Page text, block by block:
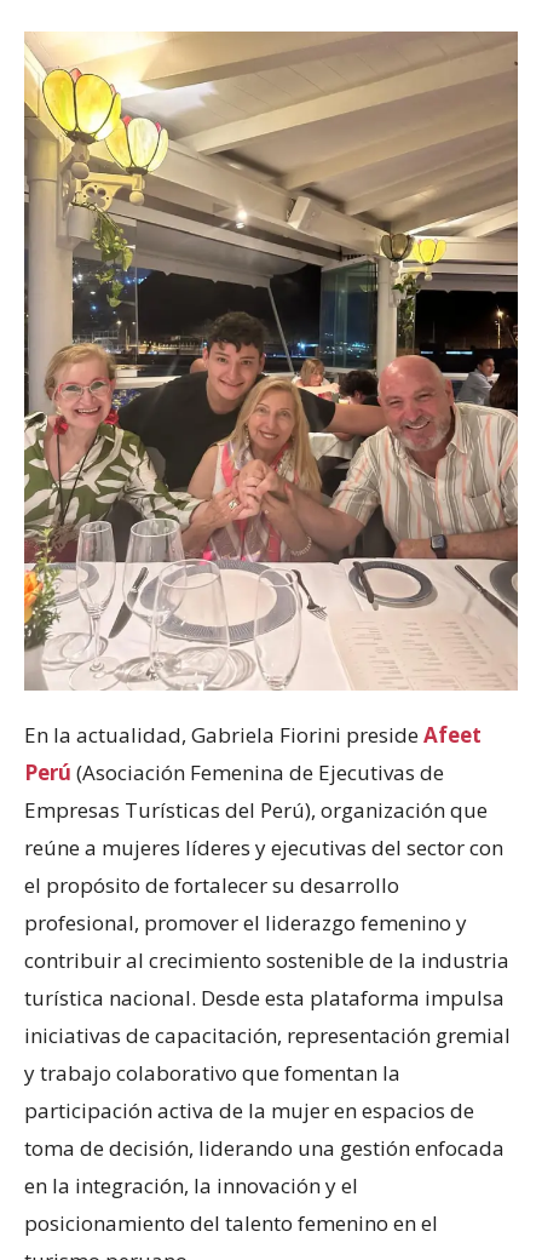
En la actualidad, Gabriela Fiorini presideAfeet
Perú (Asociación Femenina de Ejecutivas de
Empresas Turísticas del Perú), organización que
reúne a mujeres líderes y ejecutivas del sector con
el propósito de fortalecer su desarrollo
profesional, promover el liderazgo femenino y
contribuir al crecimiento sostenible de la industria
turística nacional. Desde esta plataforma impulsa
iniciativas de capacitación, representación gremial
y trabajo colaborativo que fomentan la
participación activa de la mujer en espacios de
toma de decisión, liderando una gestión enfocada
en la integración, la innovación y el
posicionamiento del talento femenino en el